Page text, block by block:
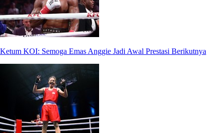
Ketum KOI: Semoga Emas Anggie Jadi Awal Prestasi Berikutnya